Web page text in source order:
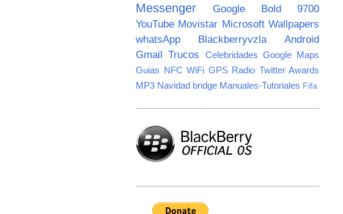
Messenger
Google
Bold 9700
YouTube Movistar Microsoft Wallpapers
whatsApp
Blackberryvzla
Android
Gmail Trucos Celebridades Google Maps
Guias NFC WiFi GPS Radio Twitter Awards
MP3 Navidad bridge Manuales-Tutoriales Fifa